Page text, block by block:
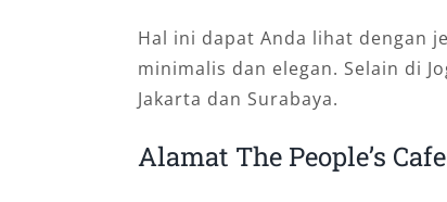
Hal ini dapat Anda lihat dengan
minimalis dan elegan. Selain di
Jakarta dan Surabaya.
Alamat The People’s Cafe